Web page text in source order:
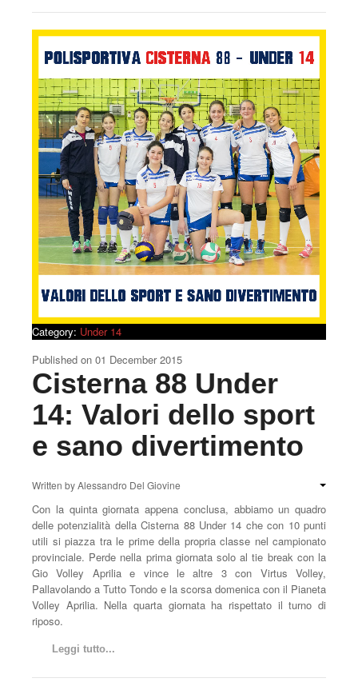
Category: Under 14
Published on 01 December 2015
Cisterna 88 Under
14: Valori dello sport
e sano divertimento
Written byAlessandro Del Giovine
Con la quinta giornata appena conclusa, abbiamo un quadro
delle potenzialità della Cisterna 88 Under 14 che con 10 punti
utili si piazza tra le prime della propria classe nel campionato
provinciale. Perde nella prima giornata solo al tie break con la
Gio Volley Aprilia e vince le altre 3 con Virtus Volley,
Pallavolando a Tutto Tondo e la scorsa domenica con il Pianeta
Volley Aprilia. Nella quarta giornata ha rispettato il turno di
riposo.
Leggi tutto...